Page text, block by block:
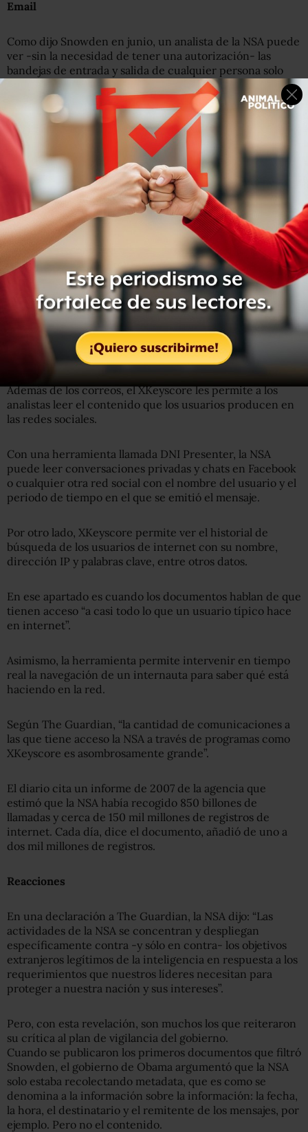
Email
Como dijo Snowden en junio, un analista de la NSA puede
ver -sin la necesidad de tener una autorización- las
bandejas de entrada y salida de cualquier persona solo
con tener su dirección de correo electrónico.
Para ver un email, el analista escribe en una barra de
búsqueda de XKeyscore la dirección, una “justificación” y
el periodo de tiempo. El funcionario después selecciona
el correo y lo lee en una plataforma especial.
Sin embargo, si el analista no tiene la dirección de correo
también puede encontrar emails privados con una serie
de filtros que selecciona en un menú en el mismo
programa. Puede encontrar un correo con el nombre del
remitente, una dirección IP e incluso con palabras clave.
¿Qué busca? Según el documento, “comunicaciones que
transitan por Estados Unidos y comunicaciones que
terminan en Estados Unidos”.
Chats e historial
Además de los correos, el XKeyscore les permite a los
analistas leer el contenido que los usuarios producen en
las redes sociales.
Con una herramienta llamada DNI Presenter, la NSA
puede leer conversaciones privadas y chats en Facebook
o cualquier otra red social con el nombre del usuario y el
periodo de tiempo en el que se emitió el mensaje.
Por otro lado, XKeyscore permite ver el historial de
búsqueda de los usuarios de internet con su nombre,
dirección IP y palabras clave, entre otros datos.
En ese apartado es cuando los documentos hablan de que
tienen acceso “a casi todo lo que un usuario típico hace
en internet”.
Asimismo, la herramienta permite intervenir en tiempo
real la navegación de un internauta para saber qué está
haciendo en la red.
Según The Guardian, “la cantidad de comunicaciones a
las que tiene acceso la NSA a través de programas como
XKeyscore es asombrosamente grande”.
El diario cita un informe de 2007 de la agencia que
estimó que la NSA había recogido 850 billones de
llamadas y cerca de 150 mil millones de registros de
internet. Cada día, dice el documento, añadió de uno a
dos mil millones de registros.
Reacciones
En una declaración a The Guardian, la NSA dijo: “Las
actividades de la NSA se concentran y despliegan
específicamente contra -y sólo en contra- los objetivos
extranjeros legítimos de la inteligencia en respuesta a los
requerimientos que nuestros líderes necesitan para
proteger a nuestra nación y sus intereses”.
Pero, con esta revelación, son muchos los que reiteraron
su crítica al plan de vigilancia del gobierno.
Cuando se publicaron los primeros documentos que filtró
Snowden, el gobierno de Obama argumentó que la NSA
solo estaba recolectando metadata, que es como se
denomina a la información sobre la información: la fecha,
la hora, el destinatario y el remitente de los mensajes, por
ejemplo. Pero no el contenido.